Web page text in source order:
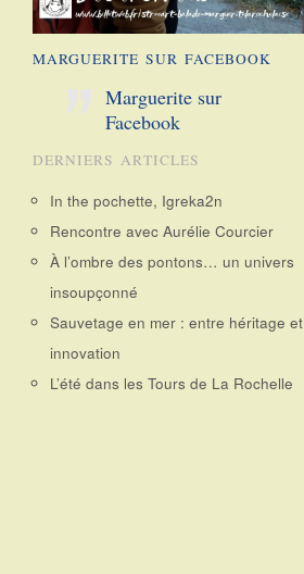
MARGUERITE SUR FACEBOOK
Marguerite sur
Facebook
DERNIERS ARTICLES
In the pochette, Igreka2n
Rencontre avec Aurélie Courcier
À l’ombre des pontons… un univers
insoupçonné
Sauvetage en mer : entre héritage et
innovation
L’été dans les Tours de La Rochelle